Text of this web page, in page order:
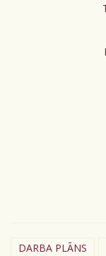
DARBA PLĀNS